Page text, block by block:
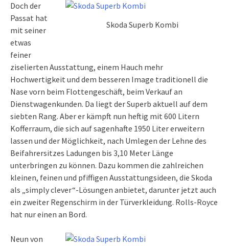
Skoda Superb Kombi
Doch der
Passat hat
mit seiner
etwas
feiner
ziselierten Ausstattung, einem Hauch mehr
Hochwertigkeit und dem besseren Image traditionell die
Nase vorn beim Flottengeschäft, beim Verkauf an
Dienstwagenkunden. Da liegt der Superb aktuell auf dem
siebten Rang. Aber er kämpft nun heftig mit 600 Litern
Kofferraum, die sich auf sagenhafte 1950 Liter erweitern
lassen und der Möglichkeit, nach Umlegen der Lehne des
Beifahrersitzes Ladungen bis 3,10 Meter Länge
unterbringen zu können. Dazu kommen die zahlreichen
kleinen, feinen und pfiffigen Ausstattungsideen, die Skoda
als „simply clever“-Lösungen anbietet, darunter jetzt auch
ein zweiter Regenschirm in der Türverkleidung. Rolls-Royce
hat nur einen an Bord.
Neun von